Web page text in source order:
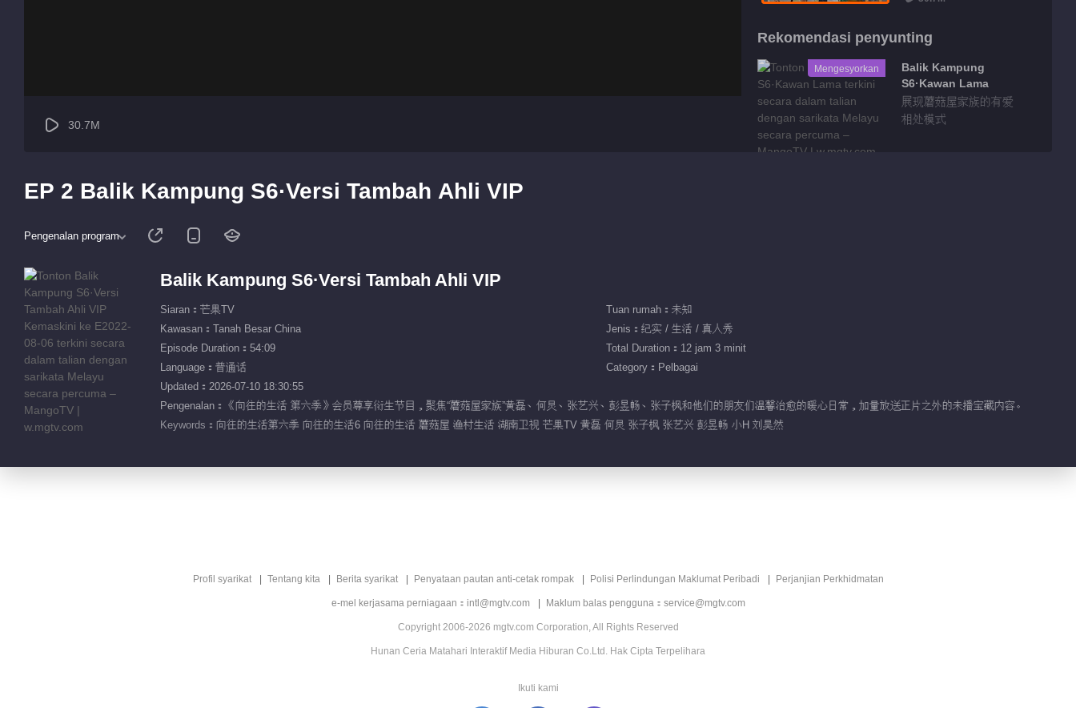
Rekomendasi penyunting
Mengesyorkan
Balik Kampung
S6·Kawan Lama
展现蘑菇屋家族的有爱
相处模式
30.7M
EP 2 Balik Kampung S6·Versi Tambah Ahli VIP
Pengenalan program
Balik Kampung S6·Versi Tambah Ahli VIP
Siaran：芒果TV
Tuan rumah：未知
Kawasan：Tanah Besar China
Jenis：纪实 / 生活 / 真人秀
Episode Duration：54:09
Total Duration：12 jam 3 minit
Language：普通话
Category：Pelbagai
Updated：2026-07-10 18:30:55
Pengenalan：《向往的生活 第六季》会员尊享衍生节目，聚焦“蘑菇屋家族”黄磊、何炅、张艺兴、彭昱畅、张子枫和他们的朋友们温馨治愈的暖心日常，加量放送正片之外的未播宝藏内容。
Keywords： 向往的生活第六季 向往的生活6 向往的生活 蘑菇屋 渔村生活 湖南卫视 芒果TV 黄磊 何炅 张子枫 张艺兴 彭昱畅 小H 刘昊然
Profil syarikat Tentang kita Berita syarikat Penyataan pautan anti-cetak rompak Polisi Perlindungan Maklumat Peribadi Perjanjian Perkhidmatan
e-mel kerjasama perniagaan：intl@mgtv.com Maklum balas pengguna：service@mgtv.com
Copyright 2006-2026 mgtv.com Corporation, All Rights Reserved
Hunan Ceria Matahari Interaktif Media Hiburan Co.Ltd. Hak Cipta Terpelihara
Ikuti kami